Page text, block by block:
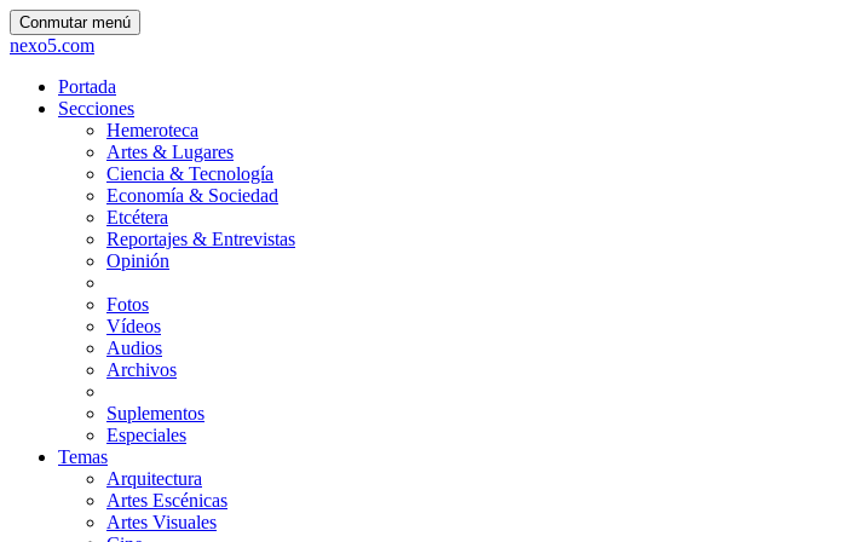
Conmutar menú
nexo5.com
Portada
Secciones
Hemeroteca
Artes & Lugares
Ciencia & Tecnología
Economía & Sociedad
Etcétera
Reportajes & Entrevistas
Opinión
Fotos
Vídeos
Audios
Archivos
Suplementos
Especiales
Temas
Arquitectura
Artes Escénicas
Artes Visuales